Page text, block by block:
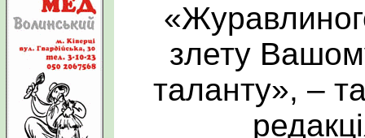
злету
таланту», –